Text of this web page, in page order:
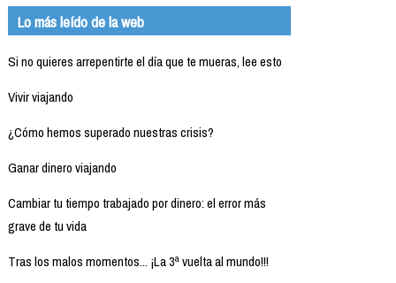
Lo más leído de la web
Si no quieres arrepentirte el día que te mueras, lee esto
Vivir viajando
¿Cómo hemos superado nuestras crisis?
Ganar dinero viajando
Cambiar tu tiempo trabajado por dinero: el error más
grave de tu vida
Tras los malos momentos... ¡La 3ª vuelta al mundo!!!